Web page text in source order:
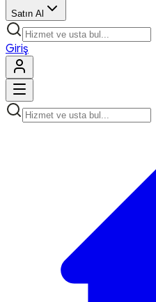
Satın Al
Giriş